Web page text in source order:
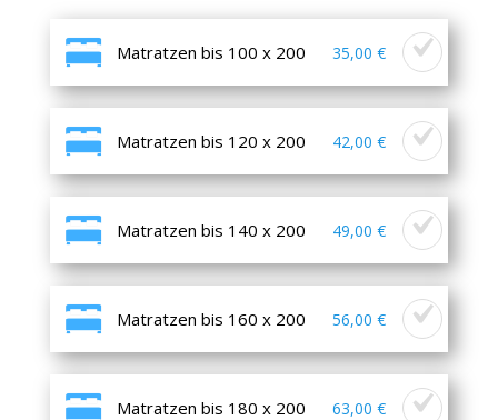
Matratzen bis 100 x 200 35,00 €
Matratzen bis 120 x 200 42,00 €
Matratzen bis 140 x 200 49,00 €
Matratzen bis 160 x 200 56,00 €
Matratzen bis 180 x 200 63,00 €